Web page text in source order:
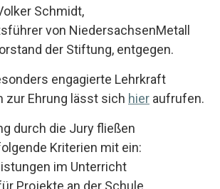
Schmidt,
von NiedersachsenMetall
der Stiftung, entgegen.
engagierte Lehrkraft
zur Ehrung lässt sich hier aufrufen.
durch die Jury fließen
Kriterien mit ein:
im Unterricht
Projekte an der Schule